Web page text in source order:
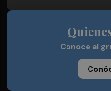
Conoce al